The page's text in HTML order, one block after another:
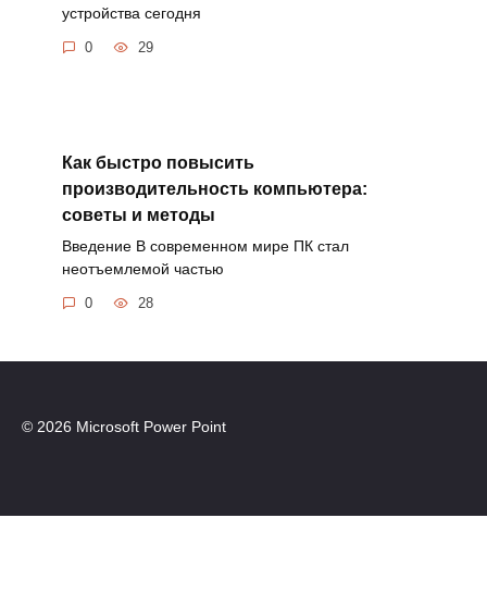
устройства сегодня
0 29
Как быстро повысить
производительность компьютера:
советы и методы
Введение В современном мире ПК стал
неотъемлемой частью
0 28
© 2026 Microsoft Power Point